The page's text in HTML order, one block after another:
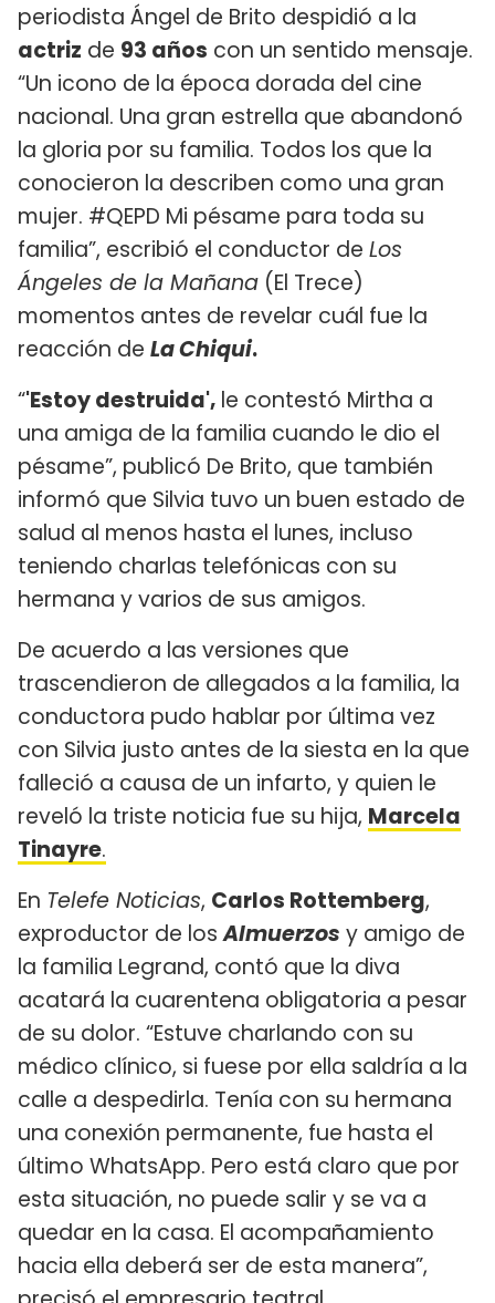
periodista Ángel de Brito despidió a la
actriz de 93 años con un sentido mensaje.
“Un icono de la época dorada del cine
nacional. Una gran estrella que abandonó
la gloria por su familia. Todos los que la
conocieron la describen como una gran
mujer. #QEPD Mi pésame para toda su
familia”, escribió el conductor de Los
Ángeles de la Mañana (El Trece)
momentos antes de revelar cuál fue la
reacción de La Chiqui.
“'Estoy destruida', le contestó Mirtha a
una amiga de la familia cuando le dio el
pésame”, publicó De Brito, que también
informó que Silvia tuvo un buen estado de
salud al menos hasta el lunes, incluso
teniendo charlas telefónicas con su
hermana y varios de sus amigos.
De acuerdo a las versiones que
trascendieron de allegados a la familia, la
conductora pudo hablar por última vez
con Silvia justo antes de la siesta en la que
falleció a causa de un infarto, y quien le
reveló la triste noticia fue su hija, Marcela
Tinayre.
En Telefe Noticias, Carlos Rottemberg,
exproductor de losAlmuerzos y amigo de
la familia Legrand, contó que la diva
acatará la cuarentena obligatoria a pesar
de su dolor. “Estuve charlando con su
médico clínico, si fuese por ella saldría a la
calle a despedirla. Tenía con su hermana
una conexión permanente, fue hasta el
último WhatsApp. Pero está claro que por
esta situación, no puede salir y se va a
quedar en la casa. El acompañamiento
hacia ella deberá ser de esta manera”,